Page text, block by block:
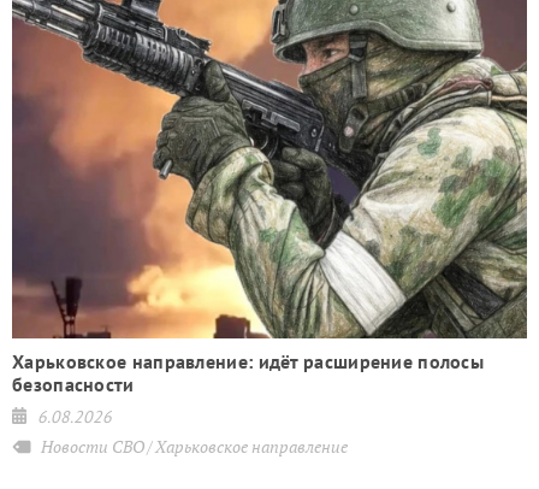
Харьковское направление: идёт расширение полосы
безопасности
6.08.2026
Новости СВО Харьковское направление